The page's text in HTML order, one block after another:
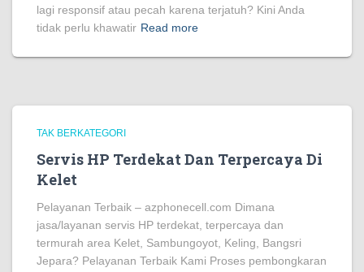
lagi responsif atau pecah karena terjatuh? Kini Anda
tidak perlu khawatir Read more
TAK BERKATEGORI
Servis HP Terdekat Dan Terpercaya Di
Kelet
Pelayanan Terbaik – azphonecell.com Dimana
jasa/layanan servis HP terdekat, terpercaya dan
termurah area Kelet, Sambungoyot, Keling, Bangsri
Jepara? Pelayanan Terbaik Kami Proses pembongkaran